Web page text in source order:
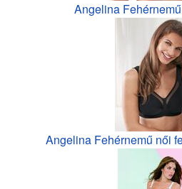
Angelina
Angelina Fehérnemű női